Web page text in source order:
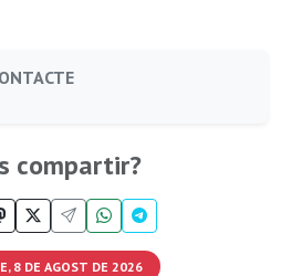
compartir?
8 DE AGOST DE 2026